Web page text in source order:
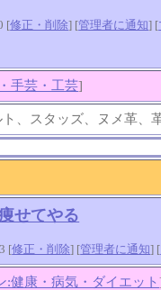
[修正・削除] [管理者に通知] [
手芸・工芸]
、スタッズ、ヌメ革、
せてやる
[修正・削除] [管理者に通知] [
:健康・病気・ダイエット